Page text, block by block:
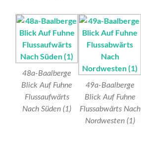
48a-Baalberge
Blick Auf Fuhne
Flussaufwärts
Nach Süden (1)
49a-Baalberge
Blick Auf Fuhne
Flussabwärts Nach
Nordwesten (1)